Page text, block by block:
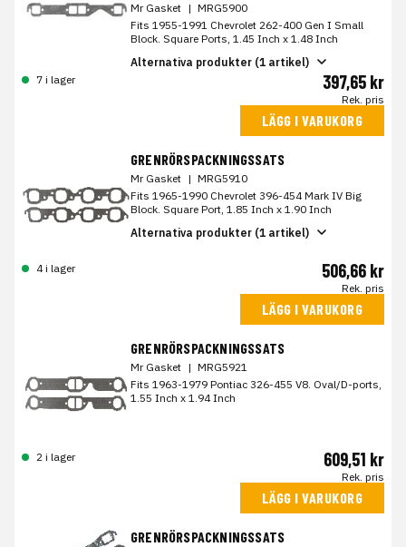
Mr Gasket | MRG5900
Fits 1955-1991 Chevrolet 262-400 Gen I Small
Block. Square Ports, 1.45 Inch x 1.48 Inch
Alternativa produkter (1 artikel)
7 i lager
397,65 kr
Rek. pris
LÄGG I VARUKORG
GRENRÖRSPACKNINGSSATS
Mr Gasket | MRG5910
Fits 1965-1990 Chevrolet 396-454 Mark IV Big
Block. Square Port, 1.85 Inch x 1.90 Inch
Alternativa produkter (1 artikel)
4 i lager 506,66 kr
Rek. pris
LÄGG I VARUKORG
GRENRÖRSPACKNINGSSATS
Mr Gasket | MRG5921
Fits 1963-1979 Pontiac 326-455 V8. Oval/D-ports,
1.55 Inch x 1.94 Inch
2 i lager 609,51 kr
Rek. pris
LÄGG I VARUKORG
GRENRÖRSPACKNINGSSATS